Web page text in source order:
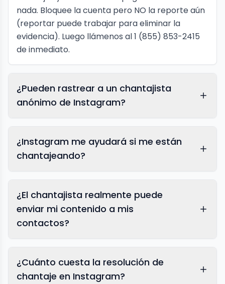
nada. Bloquee la cuenta pero NO la reporte aún
(reportar puede trabajar para eliminar la
evidencia). Luego llámenos al 1 (855) 853-2415
de inmediato.
¿Pueden rastrear a un chantajista
anónimo de Instagram?
¿Instagram me ayudará si me están
chantajeando?
¿El chantajista realmente puede
enviar mi contenido a mis
contactos?
¿Cuánto cuesta la resolución de
chantaje en Instagram?